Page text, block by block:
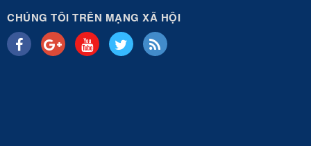
CHÚNG TÔI TRÊN MẠNG XÃ HỘI